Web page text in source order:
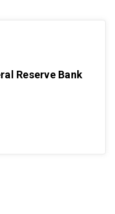
Reserve Bank